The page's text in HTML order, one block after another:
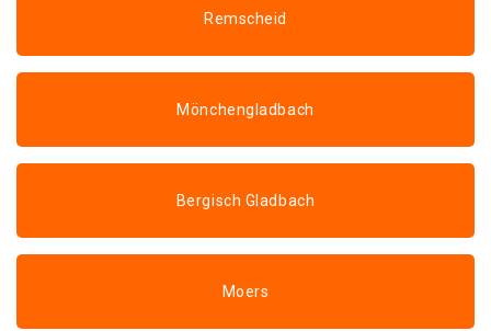
Remscheid
Mönchengladbach
Bergisch Gladbach
Moers